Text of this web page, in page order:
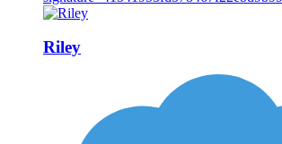
Riley